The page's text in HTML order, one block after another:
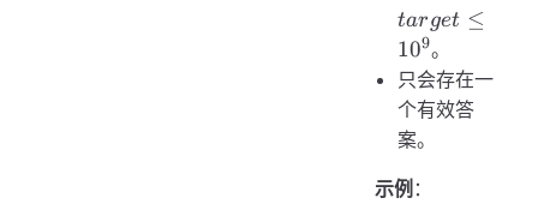
10^9
\le
target
\le
10^9
target ≤
109。
只会存在一
个有效答
案。
示例 ：